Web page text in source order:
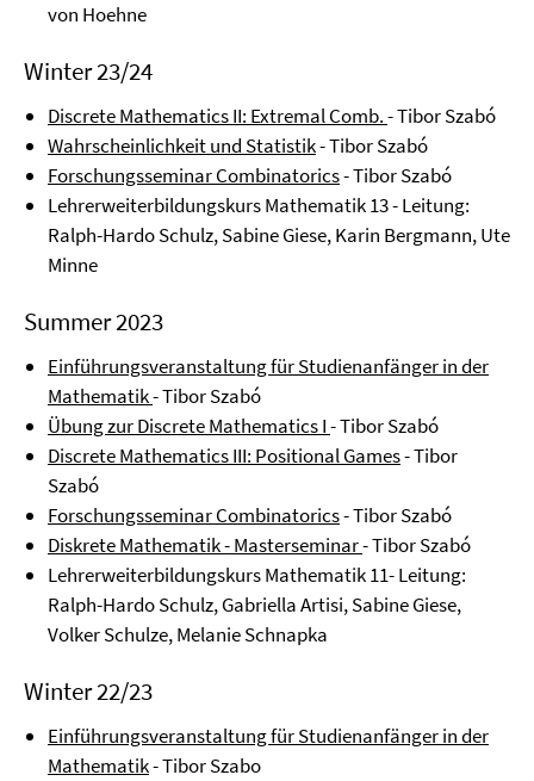
von Hoehne
Winter 23/24
Discrete Mathematics II: Extremal Comb.- Tibor Szabó
Wahrscheinlichkeit und Statistik- Tibor Szabó
Forschungsseminar Combinatorics- Tibor Szabó
Lehrerweiterbildungskurs Mathematik 13 - Leitung:
Ralph-Hardo Schulz, Sabine Giese, Karin Bergmann, Ute
Minne
Summer 2023
Einführungsveranstaltung für Studienanfänger in der
Mathematik- Tibor Szabó
Übung zur Discrete Mathematics I- Tibor Szabó
Discrete Mathematics III: Positional Games- Tibor
Szabó
Forschungsseminar Combinatorics- Tibor Szabó
Diskrete Mathematik - Masterseminar- Tibor Szabó
Lehrerweiterbildungskurs Mathematik 11- Leitung:
Ralph-Hardo Schulz, Gabriella Artisi, Sabine Giese,
Volker Schulze, Melanie Schnapka
Winter 22/23
Einführungsveranstaltung für Studienanfänger in der
Mathematik- Tibor Szabo